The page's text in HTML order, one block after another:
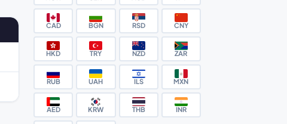
CAD BGN RSD CNY
HKD TRY NZD ZAR
RUB UAH ILS MXN
AED KRW THB INR